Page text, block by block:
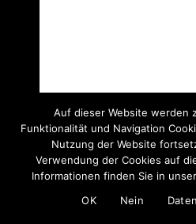
Auf dieser Website werden
Funktionalität und Navigation
Nutzung der Website
Verwendung der Cookies auf
Informationen finden Sie in
OK
Nein